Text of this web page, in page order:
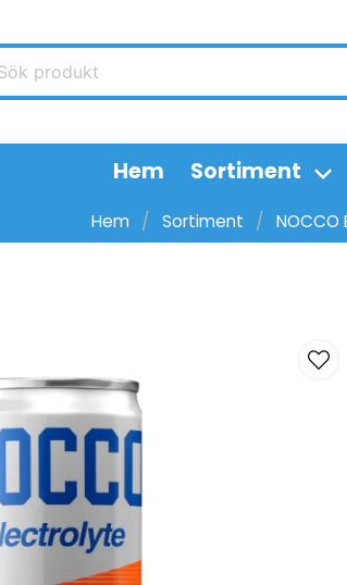
produkt
Hem Sortiment
Hem Sortiment NOCCO